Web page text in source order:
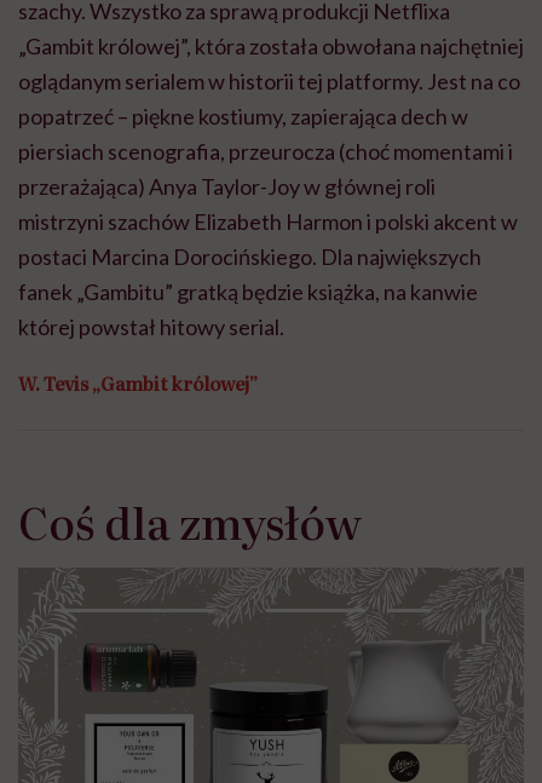
szachy. Wszystko za sprawą produkcji Netflixa
„Gambit królowej”, która została obwołana najchętniej
oglądanym serialem w historii tej platformy. Jest na co
popatrzeć – piękne kostiumy, zapierająca dech w
piersiach scenografia, przeurocza (choć momentami i
przerażająca) Anya Taylor-Joy w głównej roli
mistrzyni szachów Elizabeth Harmon i polski akcent w
postaci Marcina Dorocińskiego. Dla największych
fanek „Gambitu” gratką będzie książka, na kanwie
której powstał hitowy serial.
W. Tevis „Gambit królowej”
Coś dla zmysłów